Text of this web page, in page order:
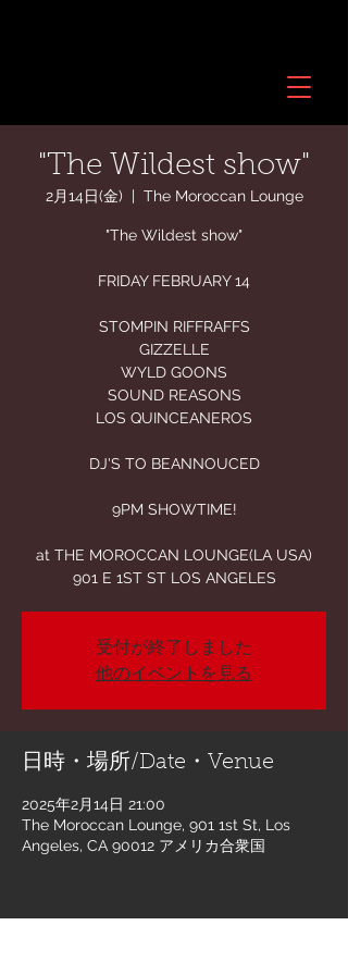
"The Wildest show"
2月14日(金)
  |
The Moroccan Lounge
"The Wildest show"
FRIDAY FEBRUARY 14
STOMPIN RIFFRAFFS
GIZZELLE
WYLD GOONS
SOUND REASONS
LOS QUINCEANEROS
DJ'S TO BEANNOUCED
9PM SHOWTIME!
at THE MOROCCAN LOUNGE(LA USA)
受付が終了しました
他のイベントを見る
日時・場所/Date・Venue
2025年2月14日 21:00
The Moroccan Lounge, 901 1st St, Los
Angeles, CA 90012 アメリカ合衆国